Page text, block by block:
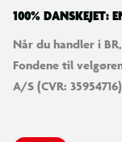
100% DANSKEJET:
Når du handler i
Fondene til
A/S (CVR: